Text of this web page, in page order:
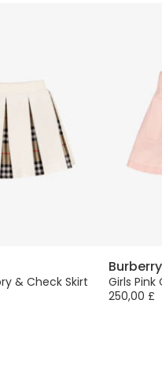
& Check Skirt
Burberry
Girls
250,00 £